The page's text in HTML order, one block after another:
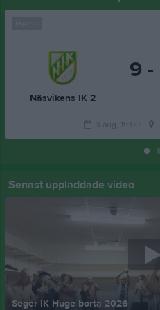
Näsvikens IK 2
9 -
3 aug, 19:00
Senast uppladdade video
Seger IK Huge borta 2026